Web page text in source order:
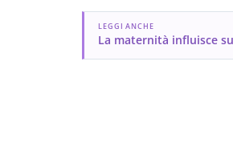
LEGGI ANCHE
La maternità influisce